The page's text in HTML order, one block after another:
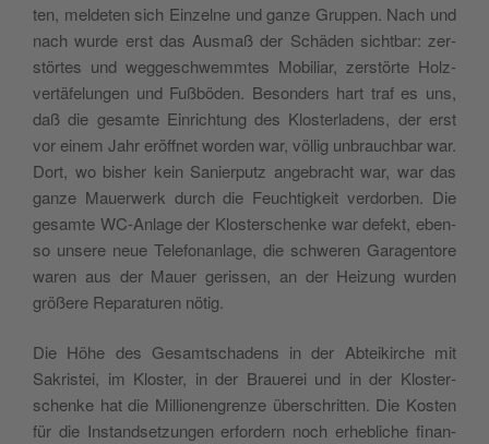
ten, mel­de­ten sich Ein­zel­ne und gan­ze Grup­pen. Nach und
nach wur­de erst das Ausmaß der Schä­den sicht­bar: zer­
stör­tes und weg­ge­sch­wemm­tes Mobi­liar, zer­stör­te Holz­
ver­tä­fe­lun­gen und Fuß­bö­den. Beson­ders hart traf es uns,
daß die gesam­te Ein­ri­ch­tung des Klo­ster­la­dens, der erst
vor einem Jahr eröff­net wor­den war, völ­lig unbrauch­bar war.
Dort, wo bisher kein Sanier­pu­tz ange­bra­cht war, war das
gan­ze Mauer­werk durch die Feu­ch­ti­g­keit ver­dor­ben. Die
gesam­te WC-Anla­ge der Klo­ster­schen­ke war defekt, eben­
so unse­re neue Tele­fo­nan­la­ge, die sch­we­ren Gara­gen­to­re
waren aus der Mauer geris­sen, an der Hei­zung wur­den
größe­re Repa­ra­tu­ren nötig.
Die Höhe des Gesam­tscha­dens in der Abtei­kir­che mit
Sakri­stei, im Klo­ster, in der Braue­rei und in der Klo­ster­
schen­ke hat die Mil­lio­nen­gren­ze über­schrit­ten. Die Kosten
für die Instand­se­tzun­gen erfor­dern noch erhe­bli­che finan­